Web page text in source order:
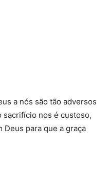
a nós são tão adversos
sacrifício nos é custoso,
Deus para que a graça